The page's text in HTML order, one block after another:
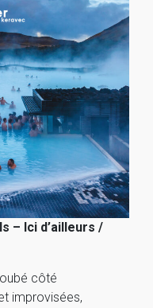
– Ici d’ailleurs /
côté
improvisées,